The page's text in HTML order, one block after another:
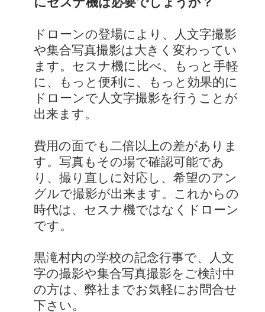
ドローンの登場により、人文字撮影
や集合写真撮影は大きく変わってい
ます。セスナ機に比べ、もっと手軽
に、もっと便利に、もっと効果的に
ドローンで人文字撮影を行うことが
出来ます。
費用の面でも二倍以上の差がありま
す。写真もその場で確認可能であ
り、撮り直しに対応し、希望のアン
グルで撮影が出来ます。これからの
時代は、セスナ機ではなくドローン
です。
黒滝村内の学校の記念行事で、人文
字の撮影や集合写真撮影をご検討中
の方は、弊社までお気軽にお問合せ
下さい。